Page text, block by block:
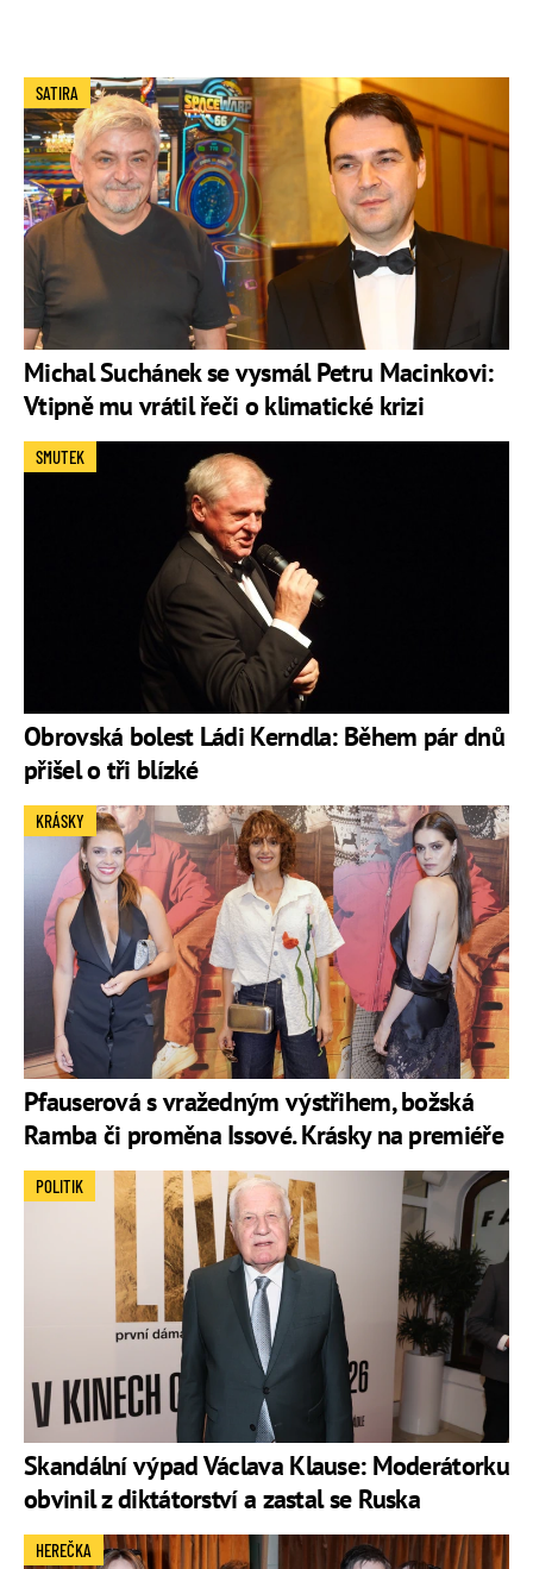
Michal Suchánek se vysmál Petru Macinkovi:
Vtipně mu vrátil řeči o klimatické krizi
SATIRA
Obrovská bolest Ládi Kerndla: Během pár dnů
přišel o tři blízké
SMUTEK
Pfauserová s vražedným výstřihem, božská
Ramba či proměna Issové. Krásky na premiéře
KRÁSKY
Skandální výpad Václava Klause: Moderátorku
obvinil z diktátorství a zastal se Ruska
POLITIK
HEREČKA